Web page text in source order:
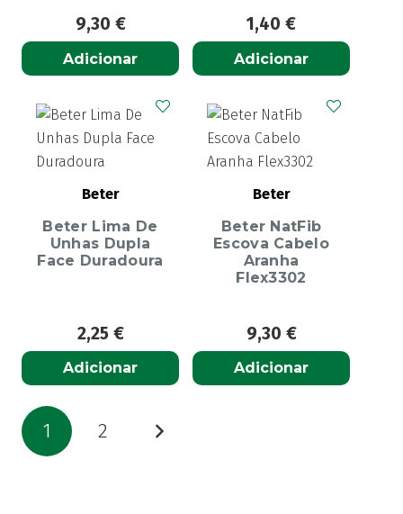
9,30 €
Adicionar
1,40 €
Adicionar
Beter
Beter Lima De
Unhas Dupla
Face Duradoura
2,25 €
Adicionar
Beter
Beter NatFib
Escova Cabelo
Aranha
Flex3302
9,30 €
Adicionar
Paginação
dos
1 2